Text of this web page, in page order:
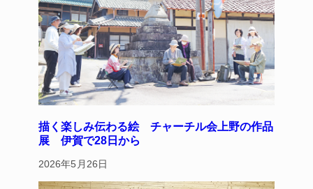
描く楽しみ伝わる絵 チャーチル会上野の作品
展 伊賀で28日から
2026年5月26日